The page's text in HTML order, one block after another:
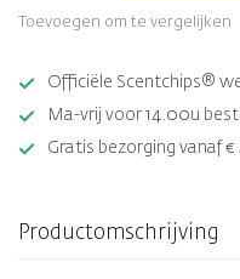
Toevoegen om te vergelijken
Officiële Scentchips®
Ma-vrij voor 14.00u
Gratis bezorging vanaf €
Productomschrijving